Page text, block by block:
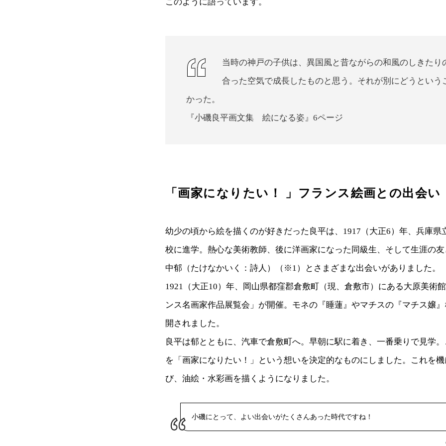
当時の神戸の子供は、異国風と昔ながらの和風のしきたり
合った空気で成長したものと思う。それが別にどうという
かった。
『小磯良平画文集 絵になる姿』6ページ
「画家になりたい！ 」フランス絵画との出会い
幼少の頃から絵を描くのが好きだった良平は、1917（大正6）年、兵庫県
校に進学。熱心な美術教師、後に洋画家になった同級生、そして生涯の
中郁（たけなかいく：詩人）（※1）とさまざまな出会いがありました。
1921（大正10）年、岡山県都窪郡倉敷町（現、倉敷市）にある大原美術
ンス名画家作品展覧会」が開催。モネの『睡蓮』やマチスの『マチス嬢
開されました。
良平は郁とともに、汽車で倉敷町へ。早朝に駅に着き、一番乗りで見学
を「画家になりたい！」という想いを決定的なものにしました。これを
び、油絵・水彩画を描くようになりました。
小磯にとって、よい出会いがたくさんあった時代ですね！